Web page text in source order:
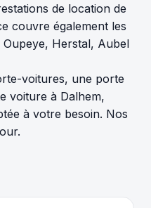
de location de
couvre également les
Oupeye, Herstal, Aubel
voitures, une porte
voiture à Dalhem,
à votre besoin. Nos